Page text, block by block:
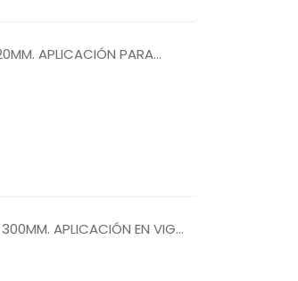
APLICACIÓN PARA
APLICACIÓN EN VIGA